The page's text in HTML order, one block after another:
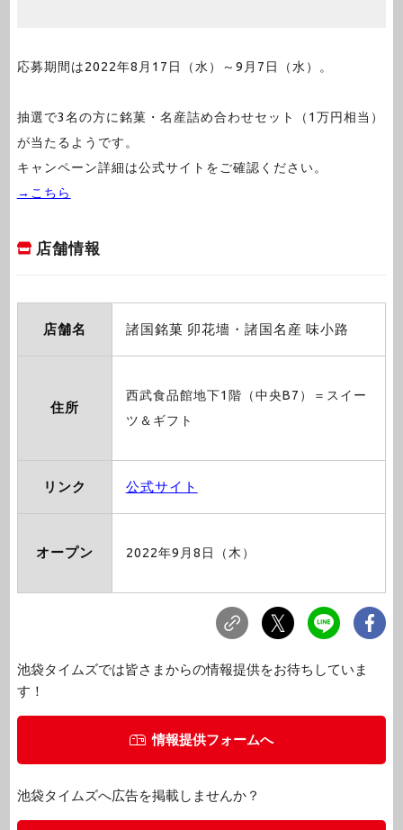
応募期間は2022年8月17日（水）～9月7日（水）。
抽選で3名の方に銘菓・名産詰め合わせセット（1万円相当）
が当たるようです。
キャンペーン詳細は公式サイトをご確認ください。
→こちら
店舗情報
店舗名 諸国銘菓 卯花墻・諸国名産 味小路
住所
西武食品館地下1階（中央B7）＝スイー
ツ＆ギフト
リンク 公式サイト
オープン 2022年9月8日（木）
池袋タイムズでは皆さまからの情報提供をお待ちしていま
す！
情報提供フォームへ
池袋タイムズへ広告を掲載しませんか？